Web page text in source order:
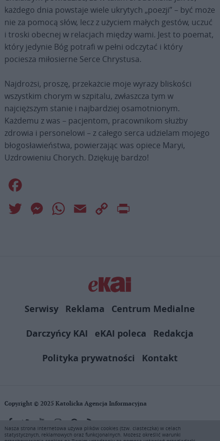
każdego dnia powstaje wiele ukrytych „poezji” – być może
nie za pomocą słów, lecz z użyciem małych gestów, uczuć
i troski obecnej w relacjach między wami. Jest to poemat,
który jedynie Bóg potrafi w pełni odczytać i który
pociesza miłosierne Serce Chrystusa.
Najdrożsi, proszę, przekażcie moje wyrazy bliskości
wszystkim chorym w szpitalu, zwłaszcza tym w
najcięższym stanie i najbardziej osamotnionym.
Każdemu z was – pacjentom, pracownikom służby
zdrowia i personelowi – z całego serca udzielam mojego
błogosławieństwa, powierzając was opiece Maryi,
Uzdrowieniu Chorych. Dziękuję bardzo!
Twitter MessengerWhatsApp
Email
Copy
Serwisy Reklama
Centrum Medialne
Darczyńcy KAI
eKAI poleca
Redakcja
Polityka prywatności
Kontakt
Copyright © 2025 Katolicka Agencja Informacyjna
KAI zastrzega wszelkie prawa do serwisu. Użytkownicy mogą pobierać
Nasza strona internetowa używa plików cookies (tzw. ciasteczka) w celach
statystycznych, reklamowych oraz funkcjonalnych. Możesz określić warunki